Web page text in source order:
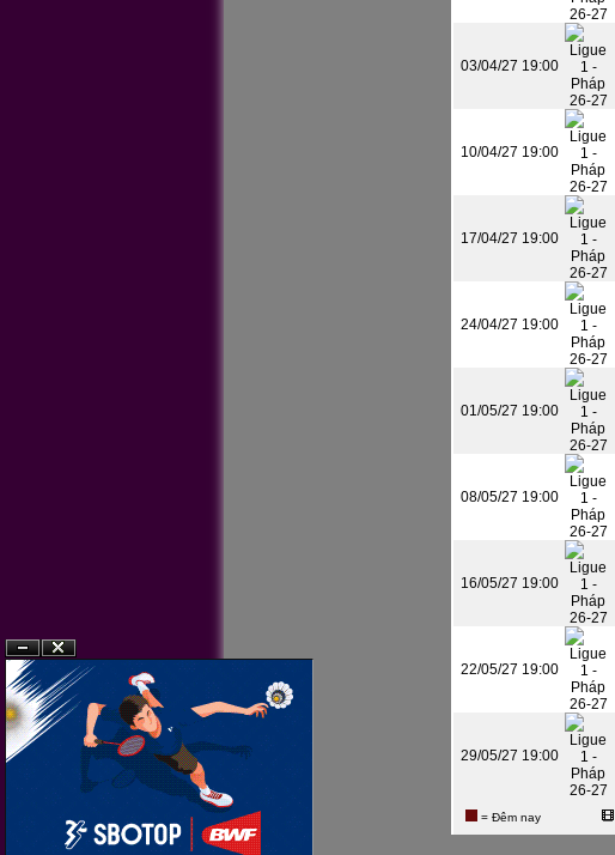
03/04/27 19:00
10/04/27 19:00
17/04/27 19:00
24/04/27 19:00
01/05/27 19:00
08/05/27 19:00
16/05/27 19:00
22/05/27 19:00
29/05/27 19:00
= Đêm nay
?n ?�ng